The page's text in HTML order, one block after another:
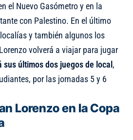
el Nuevo Gasómetro y en la
con Palestino. En el último
y también algunos los
volverá a viajar para jugar
sus últimos dos juegos de local ,
por las jornadas 5 y 6
Lorenzo en la Copa